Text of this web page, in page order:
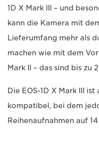
1D X Mark III – und
kann die Kamera mit
Lieferumfang mehr als
machen wie mit dem
Mark II – das sind bis zu
Die EOS-1D X Mark III
kompatibel, bei dem
Reihenaufnahmen auf